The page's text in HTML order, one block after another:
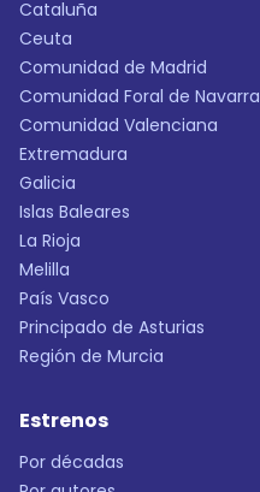
Cataluña
Ceuta
Comunidad de Madrid
Comunidad Foral de Navarra
Comunidad Valenciana
Extremadura
Galicia
Islas Baleares
La Rioja
Melilla
País Vasco
Principado de Asturias
Región de Murcia
Estrenos
Por décadas